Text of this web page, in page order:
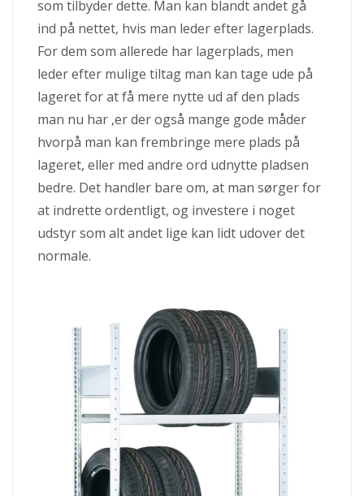
som tilbyder dette. Man kan blandt andet gå
ind på nettet, hvis man leder efter lagerplads.
For dem som allerede har lagerplads, men
leder efter mulige tiltag man kan tage ude på
lageret for at få mere nytte ud af den plads
man nu har ,er der også mange gode måder
hvorpå man kan frembringe mere plads på
lageret, eller med andre ord udnytte pladsen
bedre. Det handler bare om, at man sørger for
at indrette ordentligt, og investere i noget
udstyr som alt andet lige kan lidt udover det
normale.